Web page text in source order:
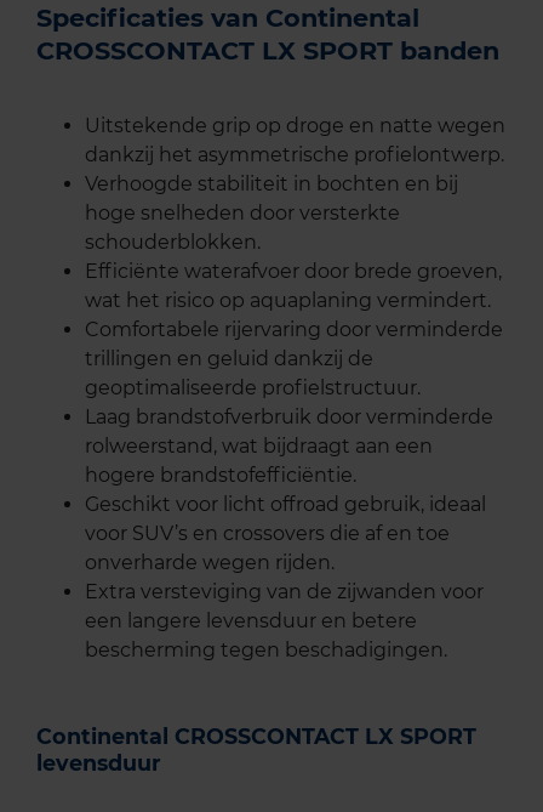
Specificaties van Continental
CROSSCONTACT LX SPORT banden
Uitstekende grip op droge en natte wegen
dankzij het asymmetrische profielontwerp.
Verhoogde stabiliteit in bochten en bij
hoge snelheden door versterkte
schouderblokken.
Efficiënte waterafvoer door brede groeven,
wat het risico op aquaplaning vermindert.
Comfortabele rijervaring door verminderde
trillingen en geluid dankzij de
geoptimaliseerde profielstructuur.
Laag brandstofverbruik door verminderde
rolweerstand, wat bijdraagt aan een
hogere brandstofefficiëntie.
Geschikt voor licht offroad gebruik, ideaal
voor SUV’s en crossovers die af en toe
onverharde wegen rijden.
Extra versteviging van de zijwanden voor
een langere levensduur en betere
bescherming tegen beschadigingen.
Continental CROSSCONTACT LX SPORT
levensduur